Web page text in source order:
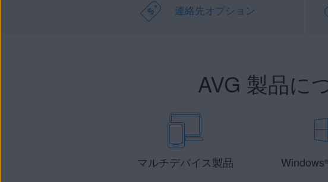
連絡先オプション
AVG 製品に
マルチデバイス製品 Windows®